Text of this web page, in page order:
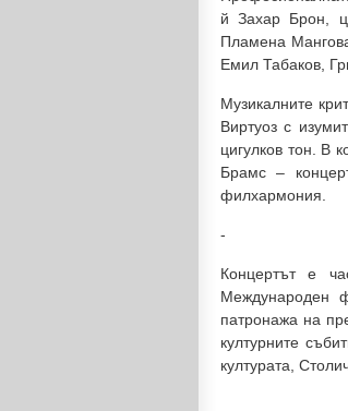
й Захар Брон,
Пламена
Емил Табаков,
Музикалните
Виртуоз с
цигулков тон. В
Брамс –
филхармония.
-
Концертът е
Международен
патронажа на
културните
културата,